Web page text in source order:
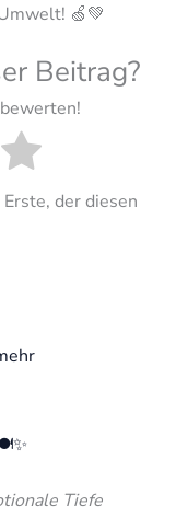
🍏💚
Beitrag?
der diesen
Tiefe